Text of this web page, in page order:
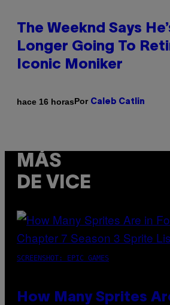
The Weeknd Says
Longer Going To
Iconic Moniker
hace 16 horasPor Caleb Catlin
MÁS
DE VICE
SCREENSHOT: EPIC GAMES
How Many Sprites